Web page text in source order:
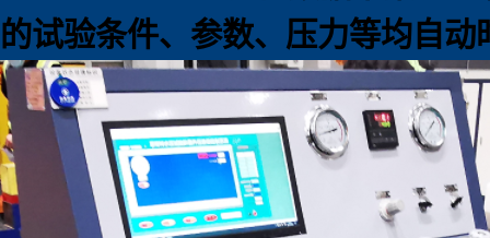
的试验条件、参数、压力等均自